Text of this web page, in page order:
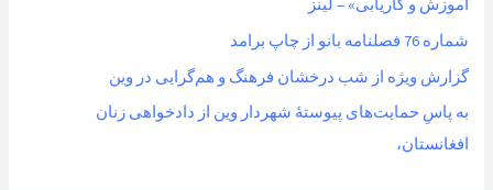
آموزش و کاریابی» – لینز
شماره 76 فصلنامه بانو از چاپ برامد
گزارش ویژه از شب درخشان فرهنگ و هم‌گرایی در وین
به پاسِ حمایت‌های پیوستهٔ شهردار وین از دادخواهی زنان
افغانستان،